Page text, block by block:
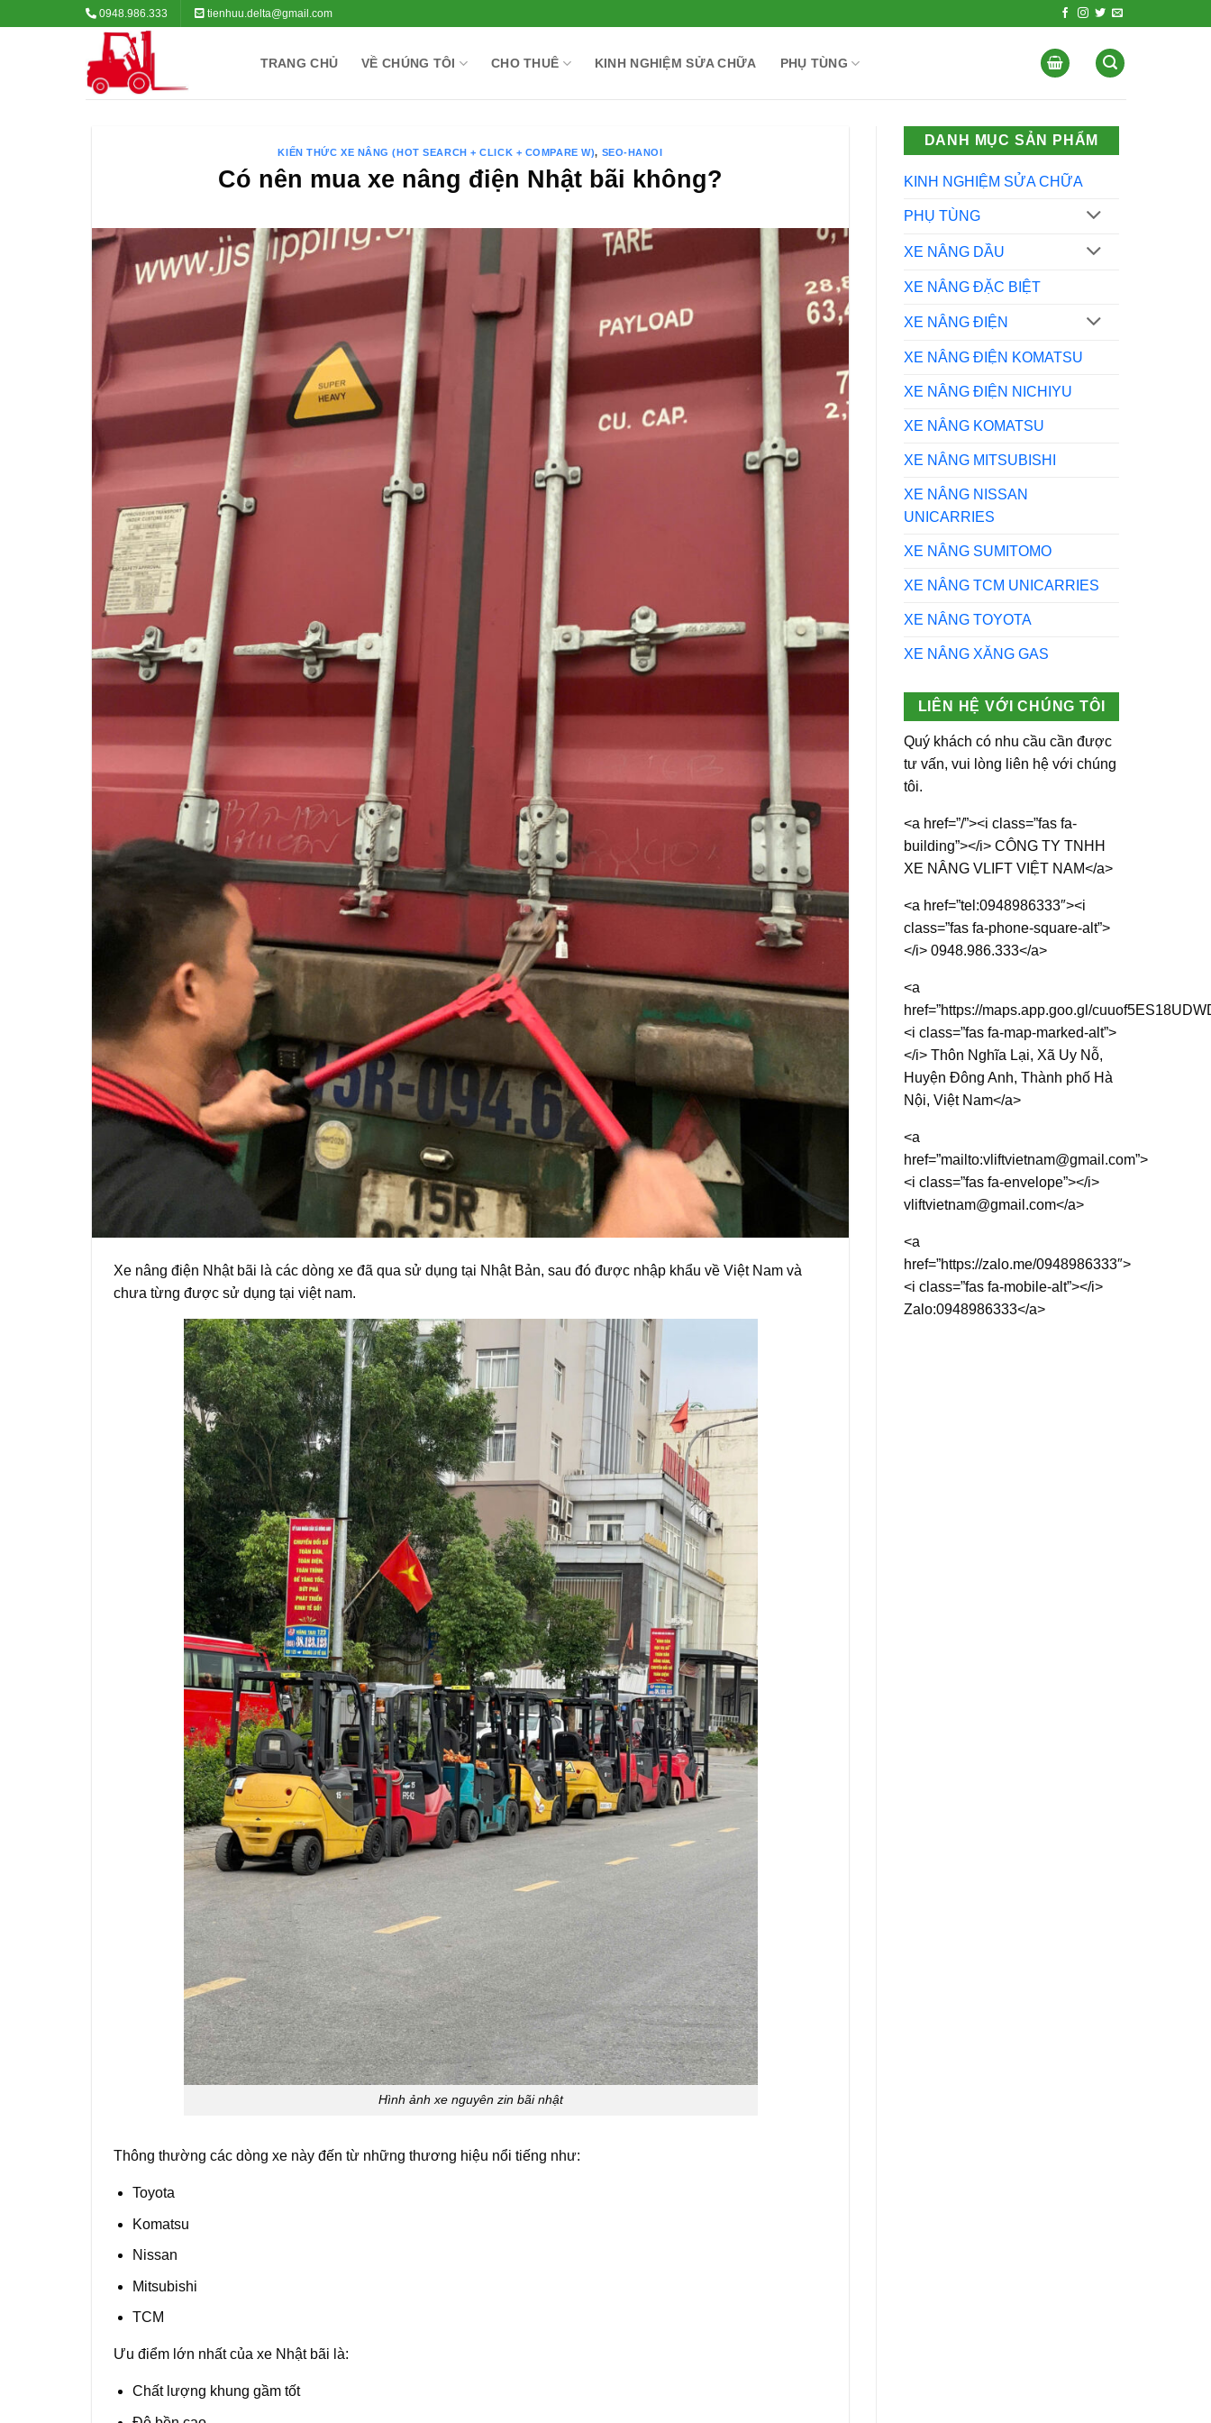
0948.986.333 tienhuu.delta@gmail.com
TRANG CHỦ VỀ CHÚNG TÔI CHO THUÊ KINH NGHIỆM SỬA CHỮA PHỤ TÙNG
KIẾN THỨC XE NÂNG (HOT SEARCH + CLICK + COMPARE W), SEO-HANOI
Có nên mua xe nâng điện Nhật bãi không?
Xe nâng điện Nhật bãi là các dòng xe đã qua sử dụng tại Nhật Bản, sau đó được nhập khẩu về Việt Nam và
chưa từng được sử dụng tại việt nam.
Hình ảnh xe nguyên zin bãi nhật
Thông thường các dòng xe này đến từ những thương hiệu nổi tiếng như:
Toyota
Komatsu
Nissan
Mitsubishi
TCM
Ưu điểm lớn nhất của xe Nhật bãi là:
Chất lượng khung gầm tốt
DANH MỤC SẢN PHẨM
KINH NGHIỆM SỬA CHỮA
PHỤ TÙNG
XE NÂNG DẦU
XE NÂNG ĐẶC BIỆT
XE NÂNG ĐIỆN
XE NÂNG ĐIỆN KOMATSU
XE NÂNG ĐIỆN NICHIYU
XE NÂNG KOMATSU
XE NÂNG MITSUBISHI
XE NÂNG NISSAN
UNICARRIES
XE NÂNG SUMITOMO
XE NÂNG TCM UNICARRIES
XE NÂNG TOYOTA
XE NÂNG XĂNG GAS
LIÊN HỆ VỚI CHÚNG TÔI
Quý khách có nhu cầu cần được
tư vấn, vui lòng liên hệ với chúng
tôi.
<a href=”/”><i class=”fas fa-
building”></i> CÔNG TY TNHH
XE NÂNG VLIFT VIỆT NAM</a>
<a href=”tel:0948986333″><i
class=”fas fa-phone-square-alt”>
</i> 0948.986.333</a>
<a
href=”https://maps.app.goo.gl/
<i class=”fas fa-map-marked-alt”>
</i> Thôn Nghĩa Lại, Xã Uy Nỗ,
Huyện Đông Anh, Thành phố Hà
Nội, Việt Nam</a>
<a
href=”mailto:vliftvietnam@gmail.com”>
<i class=”fas fa-envelope”></i>
vliftvietnam@gmail.com</a>
<a
href=”https://zalo.me/0948986333″>
<i class=”fas fa-mobile-alt”></i>
Zalo:0948986333</a>